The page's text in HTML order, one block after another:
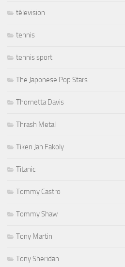
télevision
tennis
tennis sport
The Japonese Pop Stars
Thornetta Davis
Thrash Metal
Tiken Jah Fakoly
Titanic
Tommy Castro
Tommy Shaw
Tony Martin
Tony Sheridan